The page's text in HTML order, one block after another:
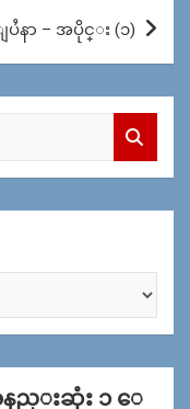
နာ – အပိုင္း (၁)
နည္းဆုံး ၁ ေ